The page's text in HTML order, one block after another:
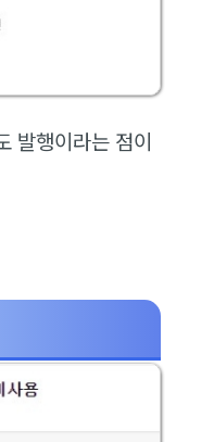
발행이라는 점이